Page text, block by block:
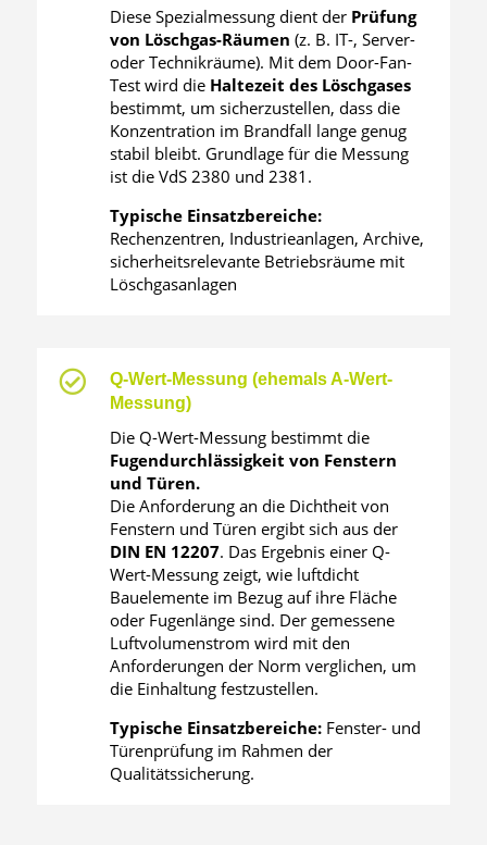
Diese Spezialmessung dient der Prüfung
von Löschgas-Räumen (z. B. IT-, Server-
oder Technikräume). Mit dem Door-Fan-
Test wird die Haltezeit des Löschgases
bestimmt, um sicherzustellen, dass die
Konzentration im Brandfall lange genug
stabil bleibt. Grundlage für die Messung
ist die VdS 2380 und 2381.
Typische Einsatzbereiche:
Rechenzentren, Industrieanlagen, Archive,
sicherheitsrelevante Betriebsräume mit
Löschgasanlagen

Q-Wert-Messung (ehemals A-Wert-
Messung)
Die Q-Wert-Messung bestimmt die
Fugendurchlässigkeit von Fenstern
und Türen.
Die Anforderung an die Dichtheit von
Fenstern und Türen ergibt sich aus der
DIN EN 12207. Das Ergebnis einer Q-
Wert-Messung zeigt, wie luftdicht
Bauelemente im Bezug auf ihre Fläche
oder Fugenlänge sind. Der gemessene
Luftvolumenstrom wird mit den
Anforderungen der Norm verglichen, um
die Einhaltung festzustellen.
Typische Einsatzbereiche:Fenster- und
Türenprüfung im Rahmen der
Qualitätssicherung.